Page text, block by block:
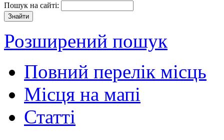
Пошук на сайті:
Розширений пошук
Повний перелік місць
Місця на мапі
Статті